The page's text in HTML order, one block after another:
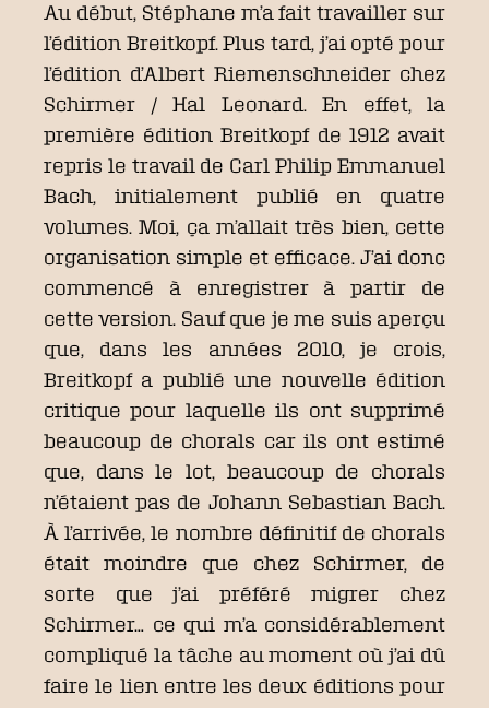
Au début, Stéphane m’a fait travailler sur
l’édition Breitkopf. Plus tard, j’ai opté pour
l’édition d’Albert Riemenschneider chez
Schirmer / Hal Leonard. En effet, la
première édition Breitkopf de 1912 avait
repris le travail de Carl Philip Emmanuel
Bach, initialement publié en quatre
volumes. Moi, ça m’allait très bien, cette
organisation simple et efficace. J’ai donc
commencé à enregistrer à partir de
cette version. Sauf que je me suis aperçu
que, dans les années 2010, je crois,
Breitkopf a publié une nouvelle édition
critique pour laquelle ils ont supprimé
beaucoup de chorals car ils ont estimé
que, dans le lot, beaucoup de chorals
n’étaient pas de Johann Sebastian Bach.
À l’arrivée, le nombre définitif de chorals
était moindre que chez Schirmer, de
sorte que j’ai préféré migrer chez
Schirmer… ce qui m’a considérablement
compliqué la tâche au moment où j’ai dû
faire le lien entre les deux éditions pour